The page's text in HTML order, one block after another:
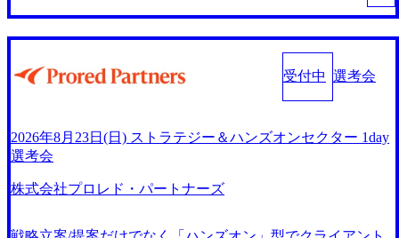
る場合がございます。 〇第1部(現地 / オンライン) ・オー
プニング ・アクセンチュアの紹介 ・TfLSの紹介 ・事
例紹介 ・キャリアパス ・関西拠点の紹介 ・クロージ
ング 〇第2部(現地) ・座談会 (1部と2部の間で小休憩あ
をさせていただきます 応募意思・経験不問/第二新卒可/復
職・時短希望の方も参加可能です ➀ アクセンチュア テク
ルタントのキャリアに興味のある方 ③ アクセンチュアでの
たい方 ④ ライフイベントを迎えるにあたりキャリアに迷っ
問、悩みを気軽に相談できる窓口を完備しています。 教え
ト関連の相談や意見交換のための窓口を完備しています。
行い、業務上の悩み相談やキャリアに対する意識合わせをし
ていきます。 新卒入社者は入社後1年間、キャリア入社者は
クトが別のメンバーが担当し、プロジェクト外の繋がりを作
るとともに、客観的な助言をしていきます。 MSOL Digitalで
社の成長」を目指し、PDR(Performance Development Review)
から適切に評価されている気持ち」を重要視しており、評価
成り立っている 成功報酬のコンサルティングを軸足に、新
規事業に取り組んでおり、2020年8月には、企業価値向上に
コミットするPEファンド「株式会社ブルパス・キャピタ
ル」を子会社として設立 https://storage.googleapis.com/our-visio
の割合 https://storage.googleapis.com/our-vision-production.appspo
t.com/public/images/20250523184541_c1a89dfa-0349-4e5a-9943-e
1b1c0d082e0_1200x746.webp ストラテジー＆ハンズオンセク
ター立ち上げ。“価値=対価”の企業理念を体現する新たなコ
ンサルティングモデルに迫る【株式会社プロレド・パートナ
受付中 選考会
2026年8月23日(日) ストラテジー＆ハンズオンセクター 1day
選考会
株式会社プロレド・パートナーズ